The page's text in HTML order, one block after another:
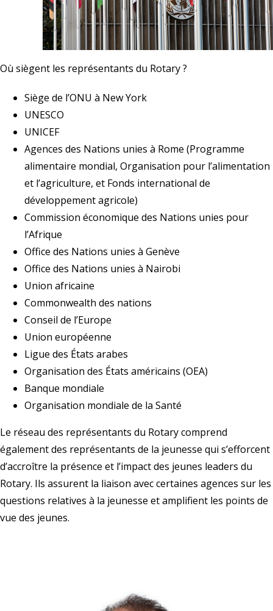
Où siègent les représentants du Rotary ?
Siège de l’ONU à New York
UNESCO
UNICEF
Agences des Nations unies à Rome (Programme
alimentaire mondial, Organisation pour l’alimentation
et l’agriculture, et Fonds international de
développement agricole)
Commission économique des Nations unies pour
l’Afrique
Office des Nations unies à Genève
Office des Nations unies à Nairobi
Union africaine
Commonwealth des nations
Conseil de l’Europe
Union européenne
Ligue des États arabes
Organisation des États américains (OEA)
Banque mondiale
Organisation mondiale de la Santé
Le réseau des représentants du Rotary comprend
également des représentants de la jeunesse qui s’efforcent
d’accroître la présence et l’impact des jeunes leaders du
Rotary. Ils assurent la liaison avec certaines agences sur les
questions relatives à la jeunesse et amplifient les points de
vue des jeunes.